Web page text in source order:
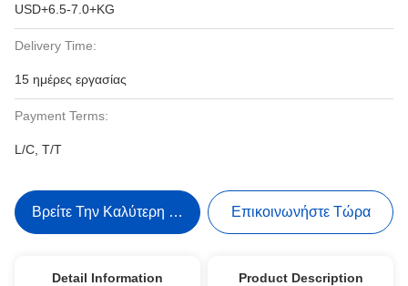
USD+6.5-7.0+KG
Delivery Time:
15 ημέρες εργασίας
Payment Terms:
L/C, T/T
Βρείτε Την Καλύτερη Τιμή Επικοινωνήστε Τώρα
Detail Information Product Description